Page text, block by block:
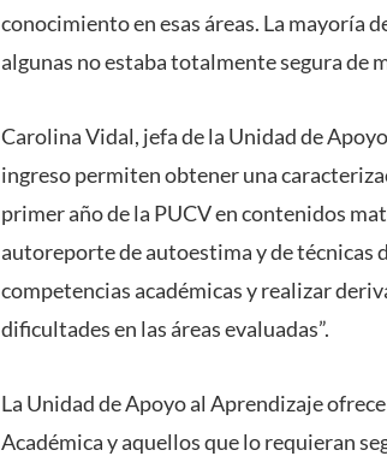
conocimiento en esas áreas. La mayoría
algunas no estaba totalmente segura de
Carolina Vidal, jefa de la Unidad de
ingreso permiten obtener una
primer año de la PUCV en contenidos
autoreporte de autoestima y de técnicas
competencias académicas y realizar
dificultades en las áreas evaluadas”.
La Unidad de Apoyo al Aprendizaje
Académica y aquellos que lo requieran